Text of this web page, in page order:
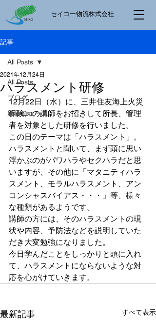
​セイコー物流株式会社
記事
All Posts
ブログ
新着ニュース
All Posts
ハラスメント研修
2021年12月24日
12月22日（水）に、三井住友海上火災
保険㈱の講師をお招きして所長、管理
者を対象とした研修を行いました。
この日のテーマは「ハラスメント」。
ハラスメントと聞いて、まず頭に思い
浮かぶのがパワハラやセクハラだと思
いますが、その他に「マタニティハラ
スメント、モラルハラスメント、アン
コンシャスバイアス・・・」等、様々
な種類があるようです。
講師の方には、そのハラスメントの現
状や内容、予防法などを説明していた
だき大変勉強になりました。
今日学んだことをしっかりと頭に入れ
て、ハラスメントにならないような対
応を心がけていきます。
最新記事 すべて表示